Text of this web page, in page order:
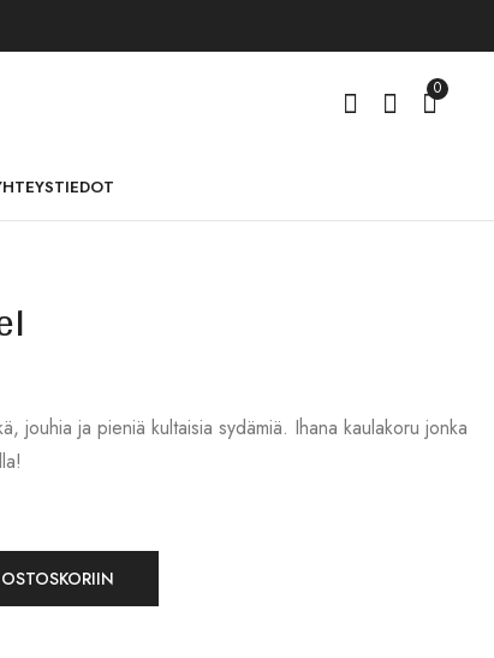
0
jouhia ja pieniä kultaisia sydämiä. Ihana kaulakoru jonka